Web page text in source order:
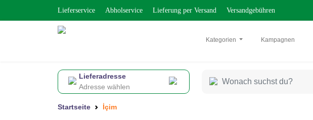
Lieferservice Abholservice Lieferung per Versand Versandgebühren
Kategorien Kampagnen
Lieferadresse
Adresse wählen
Startseite İçim